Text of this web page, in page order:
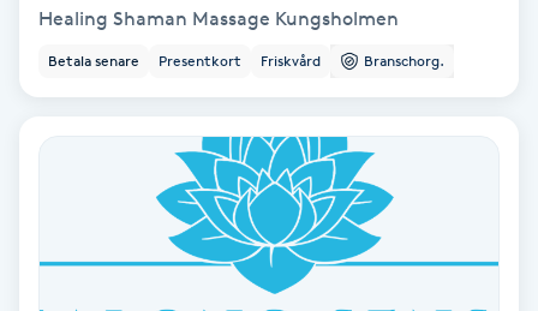
Skäggklippning
Slingor
Healing Shaman Massage Kungsholmen
Betala senare Presentkort Friskvård Branschorg.